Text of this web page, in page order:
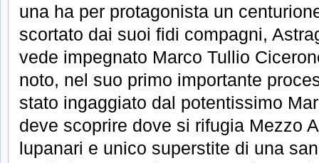
una ha per protagonista un
scortato dai suoi fidi compagni,
vede impegnato Marco Tullio
noto, nel suo primo importante
stato ingaggiato dal potentissimo
deve scoprire dove si rifugia Mezzo
lupanari e unico superstite di una